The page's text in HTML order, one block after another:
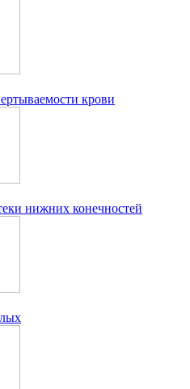
крови
нижних конечностей